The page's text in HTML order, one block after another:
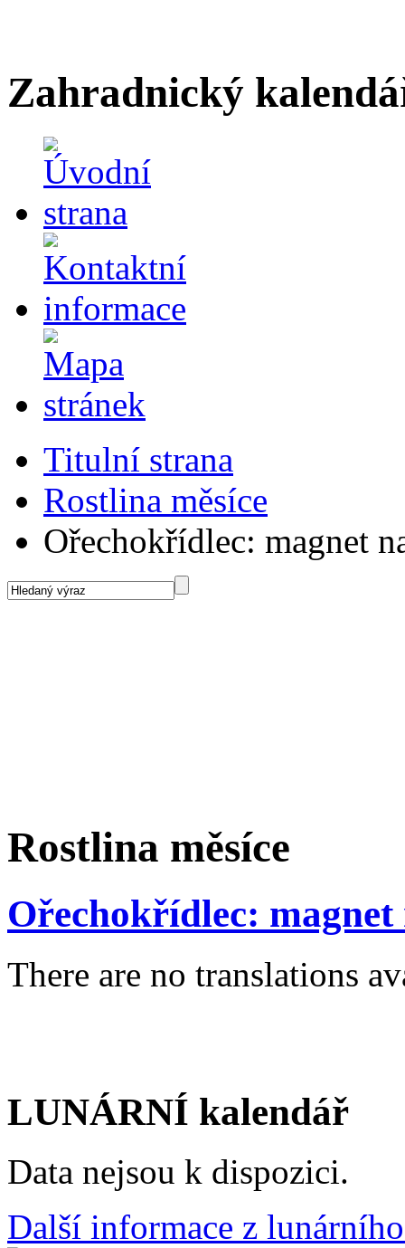
Zahradnický
Titulní strana
Rostlina měsíce
Ořechokřídlec: magnet
Rostlina měsíce
Ořechokřídlec:
There are no translations
LUNÁRNÍ kalendář
Data nejsou k dispozici.
Další informace z